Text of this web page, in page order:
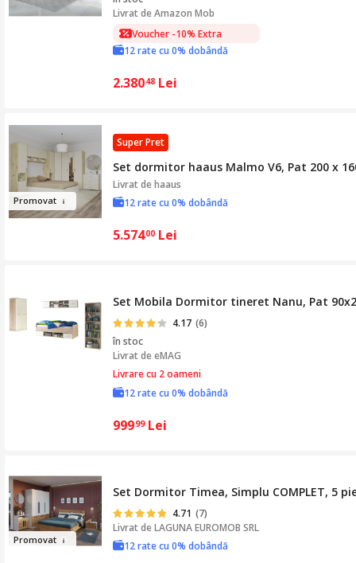
Livrat deAmazon Mob
Voucher -10% Extra
12 rate cu 0% dobândă
2.38048 Lei
Promovat
Super Pret
Set dormitor haaus Malmo V6, Pat 200 x
Livrat dehaaus
12 rate cu 0% dobândă
5.57400 Lei
Set Mobila Dormitor tineret Nanu, Pat
4.17 (6)
în stoc
Livrat deeMAG
Livrare cu 2 oameni
12 rate cu 0% dobândă
99999 Lei
Promovat
Set Dormitor Timea, Simplu COMPLET, 5
4.71 (7)
Livrat deLAGUNA EUROMOB SRL
12 rate cu 0% dobândă